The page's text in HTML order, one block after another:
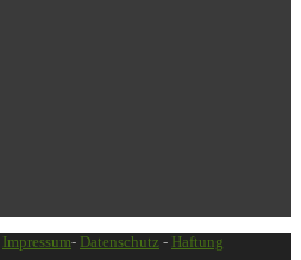
Impressum- Datenschutz - Haftung